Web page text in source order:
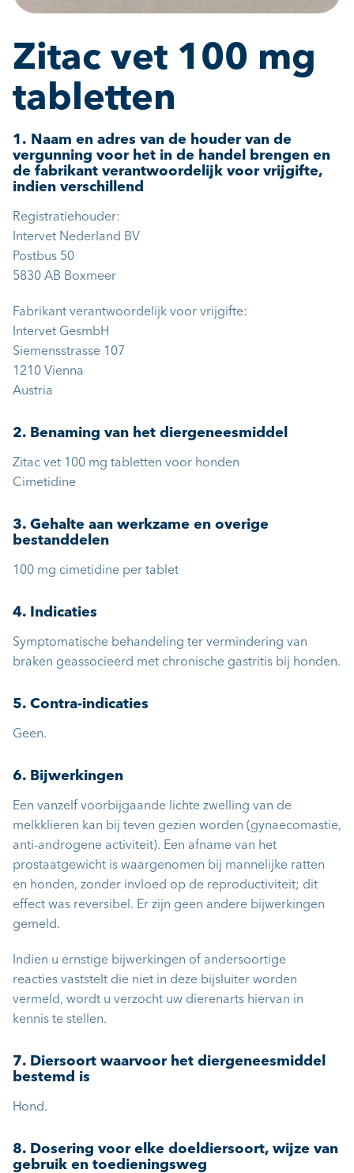
Zitac vet 100 mg
tabletten
1. Naam en adres van de houder van de
vergunning voor het in de handel brengen en
de fabrikant verantwoordelijk voor vrijgifte,
indien verschillend
Registratiehouder:
Intervet Nederland BV
Postbus 50
5830 AB Boxmeer
Fabrikant verantwoordelijk voor vrijgifte:
Intervet GesmbH
Siemensstrasse 107
1210 Vienna
Austria
2. Benaming van het diergeneesmiddel
Zitac vet 100 mg tabletten voor honden
Cimetidine
3. Gehalte aan werkzame en overige
bestanddelen
100 mg cimetidine per tablet
4. Indicaties
Symptomatische behandeling ter vermindering van
braken geassocieerd met chronische gastritis bij honden.
5. Contra-indicaties
Geen.
6. Bijwerkingen
Een vanzelf voorbijgaande lichte zwelling van de
melkklieren kan bij teven gezien worden (gynaecomastie,
anti-androgene activiteit). Een afname van het
prostaatgewicht is waargenomen bij mannelijke ratten
en honden, zonder invloed op de reproductiviteit; dit
effect was reversibel. Er zijn geen andere bijwerkingen
gemeld.
Indien u ernstige bijwerkingen of andersoortige
reacties vaststelt die niet in deze bijsluiter worden
vermeld, wordt u verzocht uw dierenarts hiervan in
kennis te stellen.
7. Diersoort waarvoor het diergeneesmiddel
bestemd is
Hond.
8. Dosering voor elke doeldiersoort, wijze van
gebruik en toedieningsweg